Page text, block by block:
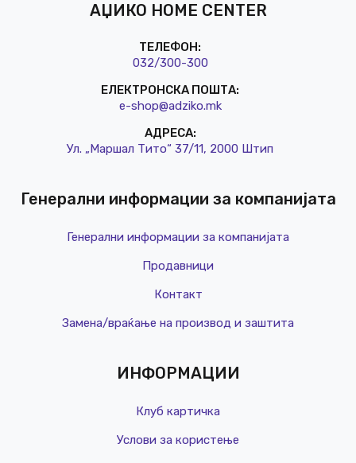
АЏИКО HOME CENTER
ТЕЛЕФОН:
032/300-300
ЕЛЕКТРОНСКА ПОШТА:
e-shop@adziko.mk
АДРЕСА:
Ул. „Маршал Тито“ 37/11, 2000 Штип
Генерални информации за компанијата
Генерални информации за компанијата
Продавници
Контакт
Замена/враќање на производ и заштита
ИНФОРМАЦИИ
Клуб картичка
Услови за користење